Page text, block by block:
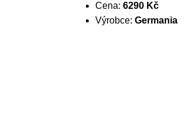
Cena: 6290 Kč
Výrobce: Germania